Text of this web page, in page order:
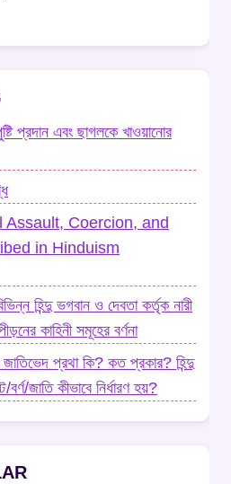
প্রদান এবং ছাগলকে খাওয়ানোর
Assault, Coercion, and
in Hinduism
হিন্দু ভগবান ও দেবতা কর্তৃক নারী
কাহিনী সমূহের বর্ণনা
জাতিভেদ প্রথা কি? কত প্রকার? হিন্দু
জাতি কীভাবে নির্ধারণ হয়?